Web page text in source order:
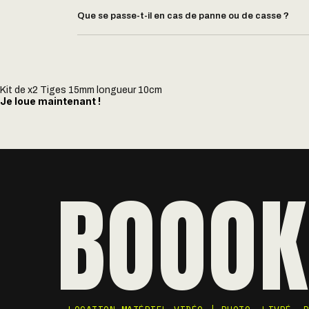
Que se passe-t-il en cas de panne ou de casse ?
Kit de x2 Tiges 15mm longueur 10cm
Je loue maintenant !